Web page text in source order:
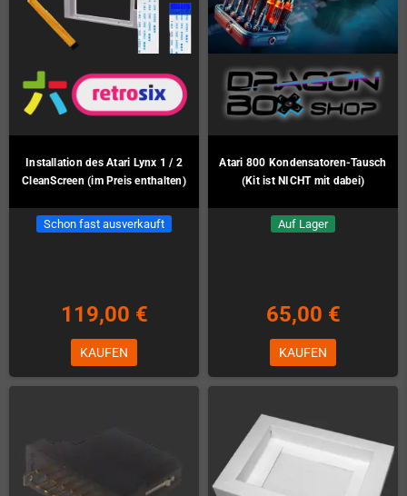
Installation des Atari Lynx 1 / 2
CleanScreen (im Preis enthalten)
Schon fast ausverkauft
119,00 €
KAUFEN
Atari 800 Kondensatoren-Tausch
(Kit ist NICHT mit dabei)
Auf Lager
65,00 €
KAUFEN